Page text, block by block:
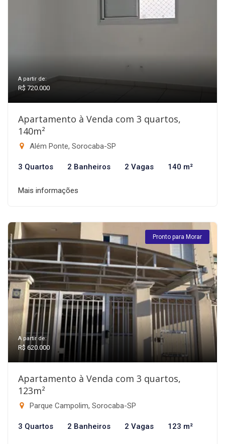
A partir de:
R$ 720.000
Apartamento à Venda com 3 quartos,
140m²
Além Ponte, Sorocaba-SP
3 Quartos 2 Banheiros 2 Vagas 140 m²
Mais informações
Pronto para Morar
A partir de:
R$ 620.000
Apartamento à Venda com 3 quartos,
123m²
Parque Campolim, Sorocaba-SP
3 Quartos 2 Banheiros 2 Vagas 123 m²